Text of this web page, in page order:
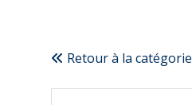
Retour à la catégorie